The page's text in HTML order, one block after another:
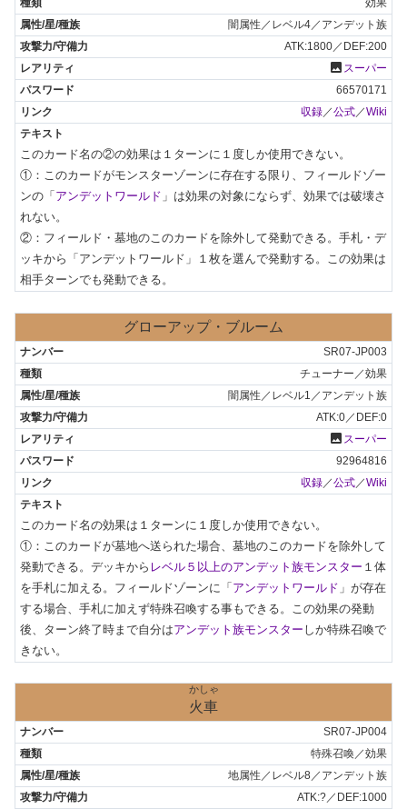
効果
闇属性／レベル4／アンデット族
ATK:1800／DEF:200
photo スーパー
66570171
収録／公式／Wiki
このカード名の②の効果は１ターンに１度しか使用できない。
①：このカードがモンスターゾーンに存在する限り、フィールドゾー
ンの「 アンデットワールド 」は効果の対象にならず、効果では破壊さ
れない。
②：フィールド・墓地のこのカードを除外して発動できる。手札・デ
ッキから「アンデットワールド」１枚を選んで発動する。この効果は
相手ターンでも発動できる。
グローアップ・ブルーム
SR07-JP003
チューナー／効果
闇属性／レベル1／アンデット族
ATK:0／DEF:0
photo スーパー
92964816
収録 ／公式 ／Wiki
このカード名の効果は１ターンに１度しか使用できない。
①：このカードが墓地へ送られた場合、墓地のこのカードを除外して
発動できる。デッキから レベル５以上のアンデット族モンスター １体
を手札に加える。フィールドゾーンに「アンデットワールド 」が存在
する場合、手札に加えず特殊召喚する事もできる。この効果の発動
後、ターン終了時まで自分はアンデット族モンスター しか特殊召喚で
きない。
かしゃ
火車
SR07-JP004
特殊召喚／効果
地属性／レベル8／アンデット族
ATK:?／DEF:1000